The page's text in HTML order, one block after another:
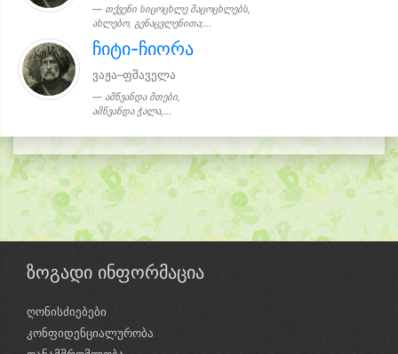
თქვენი სიცოცხლე მაცოცხლებს,
ახლებო, გენაცვლენითა;...
ჩიტი-ჩიორა
ვაჟა–ფშაველა
ამწვანდა მთები,
ამწვანდა ჭალა,...
ზოგადი ინფორმაცია
ღონისძიებები
კონფიდენციალურობა